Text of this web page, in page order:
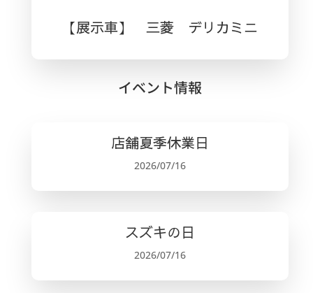
【展示車】 三菱 デリカミニ
イベント情報
店舗夏季休業日
2026/07/16
スズキの日
2026/07/16